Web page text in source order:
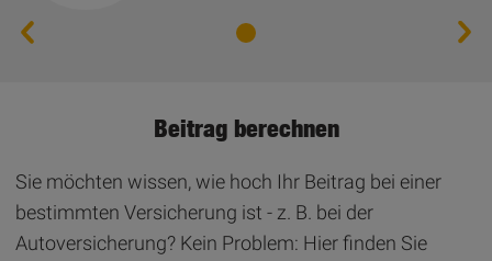
Beitrag berechnen
Sie möchten wissen, wie hoch Ihr Beitrag bei einer
bestimmten Versicherung ist - z. B. bei der
Autoversicherung? Kein Problem: Hier finden Sie